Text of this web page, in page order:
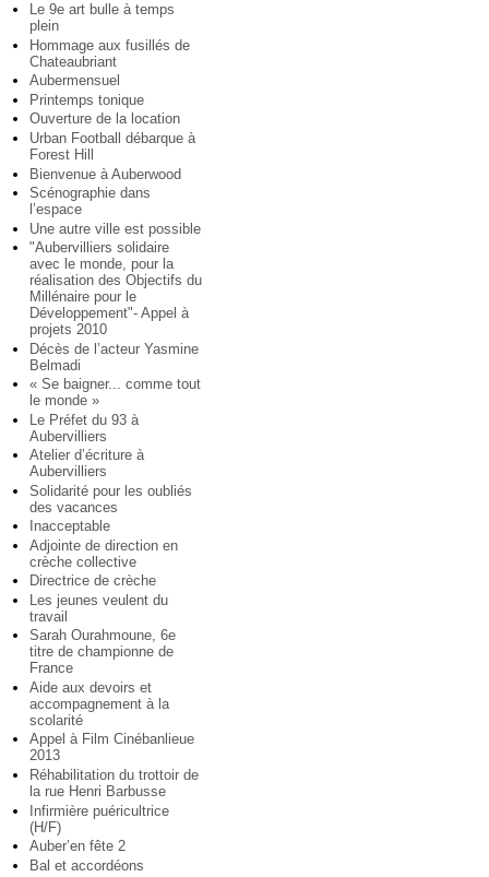
Le 9e art bulle à temps
plein
Hommage aux fusillés de
Chateaubriant
Aubermensuel
Printemps tonique
Ouverture de la location
Urban Football débarque à
Forest Hill
Bienvenue à Auberwood
Scénographie dans
l’espace
Une autre ville est possible
"Aubervilliers solidaire
avec le monde, pour la
réalisation des Objectifs du
Millénaire pour le
Développement"- Appel à
projets 2010
Décès de l’acteur Yasmine
Belmadi
« Se baigner... comme tout
le monde »
Le Préfet du 93 à
Aubervilliers
Atelier d’écriture à
Aubervilliers
Solidarité pour les oubliés
des vacances
Inacceptable
Adjointe de direction en
crèche collective
Directrice de crèche
Les jeunes veulent du
travail
Sarah Ourahmoune, 6e
titre de championne de
France
Aide aux devoirs et
accompagnement à la
scolarité
Appel à Film Cinébanlieue
2013
Réhabilitation du trottoir de
la rue Henri Barbusse
Infirmière puéricultrice
(H/F)
Auber’en fête 2
Bal et accordéons